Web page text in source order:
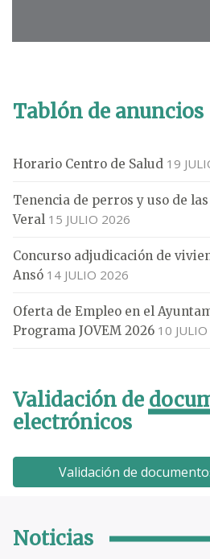
Tablón de anuncios
Horario Centro de Salud 19
Tenencia de perros y uso de
Veral 15 JULIO 2026
Concurso adjudicación de
Ansó 14 JULIO 2026
Oferta de Empleo en el
Programa JOVEM 2026 10
Validación de
electrónicos
Validación de
Noticias